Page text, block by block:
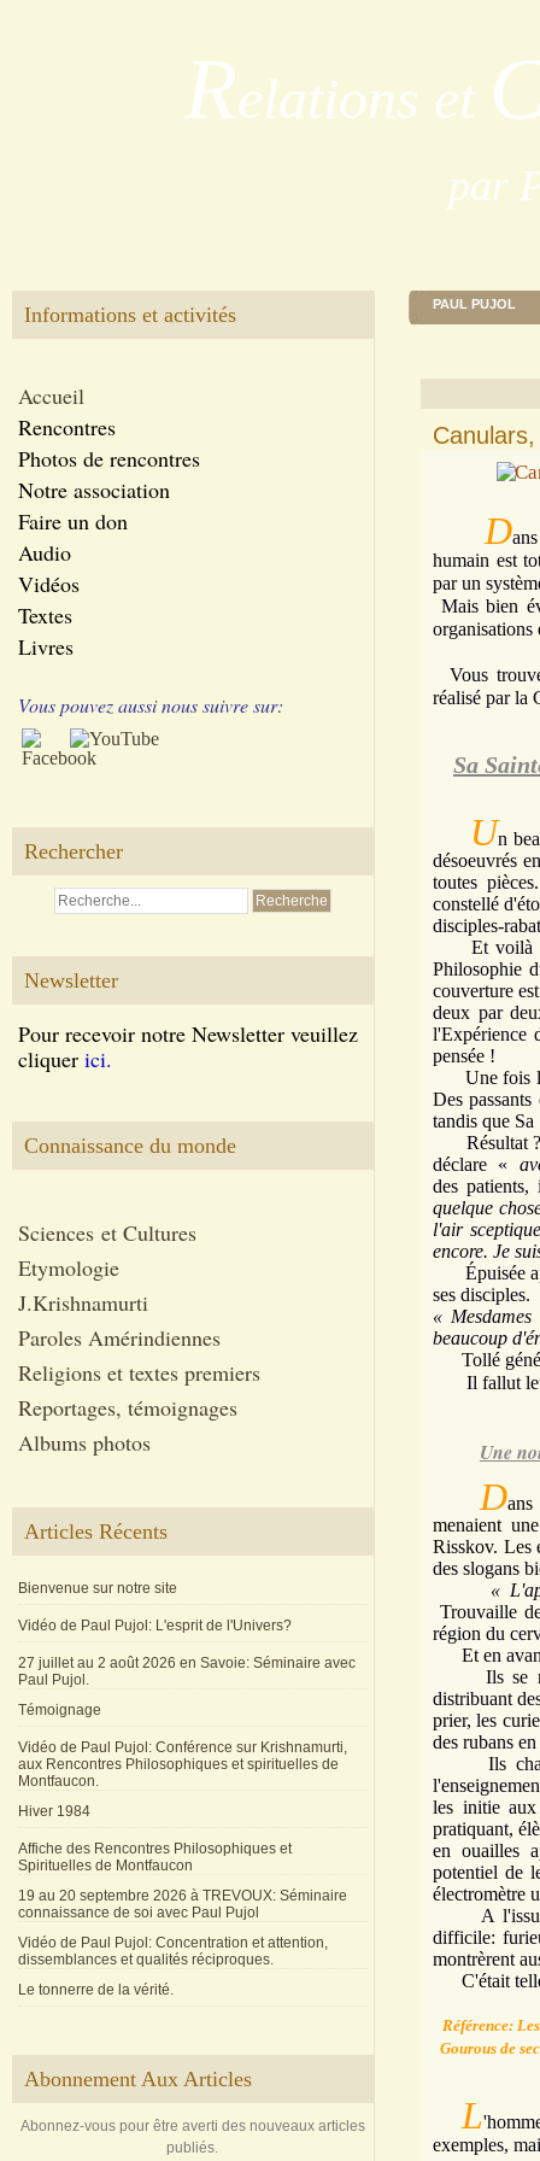
Relations et
par
Informations et activités
Accueil
Rencontres
Photos de rencontres
Notre association
Faire un don
Audio
Vidéos
Textes
Livres
Vous pouvez aussi nous suivre sur:
Rechercher
Newsletter
Pour recevoir notre Newsletter veuillez
cliquer ici.
Connaissance du monde
Sciences et Cultures
Etymologie
J.Krishnamurti
Paroles Amérindiennes
Religions et textes premiers
Reportages, témoignages
Albums photos
Articles Récents
Bienvenue sur notre site
Vidéo de Paul Pujol: L'esprit de l'Univers?
27 juillet au 2 août 2026 en Savoie: Séminaire avec
Paul Pujol.
Témoignage
Vidéo de Paul Pujol: Conférence sur Krishnamurti,
aux Rencontres Philosophiques et spirituelles de
Montfaucon.
Hiver 1984
Affiche des Rencontres Philosophiques et
Spirituelles de Montfaucon
19 au 20 septembre 2026 à TREVOUX: Séminaire
connaissance de soi avec Paul Pujol
Vidéo de Paul Pujol: Concentration et attention,
dissemblances et qualités réciproques.
Le tonnerre de la vérité.
Abonnement Aux Articles
Abonnez-vous pour être averti des nouveaux articles
publiés.
PAUL PUJOL
D
humain est
par un
Mais bien
organisations
Vous
réalisé par la
Sa
Un
désoeuvrés
toutes
constellé
disciples-
Et voilà Sa
Philosophie
couverture
deux par
l'Expérience
pensée !
Une fois le
Des
tandis que Sa
Résultat ?
déclare «
des
quelque
l'air
encore. Je
Épuisée
ses disciples.
« Mesdames
beaucoup
Tollé
Il fallut leur
Une
D
menaient
Risskov. Les
des slogans
«
Trouvaille
région du
Et en
Ils se
distribuant
prier, les
des rubans
Ils
les initie
pratiquant,
en ouailles
potentiel de
électro­mètre
A l'issue
difficile:
montrèrent
C'était
Référence:
Gourous de
L
exemples,